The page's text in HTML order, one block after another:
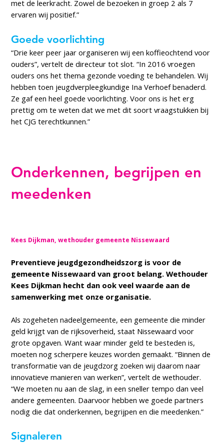
met de leerkracht. Zowel de bezoeken in groep 2 als 7
ervaren wij positief.”
Goede voorlichting
“Drie keer peer jaar organiseren wij een koffieochtend voor
ouders”, vertelt de directeur tot slot. “In 2016 vroegen
ouders ons het thema gezonde voeding te behandelen. Wij
hebben toen jeugdverpleegkundige Ina Verhoef benaderd.
Ze gaf een heel goede voorlichting. Voor ons is het erg
prettig om te weten dat we met dit soort vraagstukken bij
het CJG terechtkunnen.”
Onderkennen, begrijpen en
meedenken
Kees Dijkman, wethouder gemeente Nissewaard
Preventieve jeugdgezondheidszorg is voor de
gemeente Nissewaard van groot belang. Wethouder
Kees Dijkman hecht dan ook veel waarde aan de
samenwerking met onze organisatie.
Als zogeheten nadeelgemeente, een gemeente die minder
geld krijgt van de rijksoverheid, staat Nissewaard voor
grote opgaven. Want waar minder geld te besteden is,
moeten nog scherpere keuzes worden gemaakt. “Binnen de
transformatie van de jeugdzorg zoeken wij daarom naar
innovatieve manieren van werken”, vertelt de wethouder.
“We moeten nu aan de slag, in een sneller tempo dan veel
andere gemeenten. Daarvoor hebben we goede partners
nodig die dat onderkennen, begrijpen en die meedenken.”
Signaleren